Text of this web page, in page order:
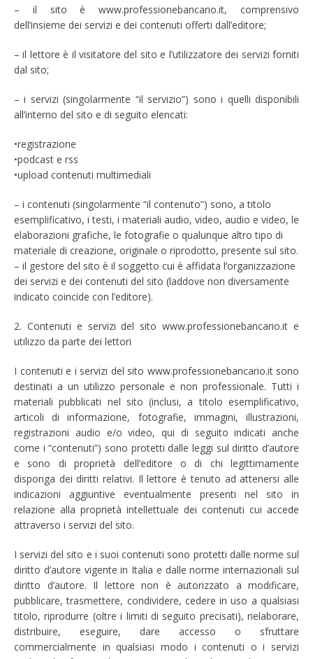
– il sito è www.professionebancario.it, comprensivo
dell’insieme dei servizi e dei contenuti offerti dall’editore;
– il lettore è il visitatore del sito e l’utilizzatore dei servizi forniti
dal sito;
– i servizi (singolarmente “il servizio”) sono i quelli disponibili
all’interno del sito e di seguito elencati:
•registrazione
•podcast e rss
•upload contenuti multimediali
– i contenuti (singolarmente “il contenuto”) sono, a titolo
esemplificativo, i testi, i materiali audio, video, audio e video, le
elaborazioni grafiche, le fotografie o qualunque altro tipo di
materiale di creazione, originale o riprodotto, presente sul sito.
– il gestore del sito è il soggetto cui è affidata l’organizzazione
dei servizi e dei contenuti del sito (laddove non diversamente
indicato coincide con l’editore).
2. Contenuti e servizi del sito www.professionebancario.it e
utilizzo da parte dei lettori
I contenuti e i servizi del sito www.professionebancario.it sono
destinati a un utilizzo personale e non professionale. Tutti i
materiali pubblicati nel sito (inclusi, a titolo esemplificativo,
articoli di informazione, fotografie, immagini, illustrazioni,
registrazioni audio e/o video, qui di seguito indicati anche
come i “contenuti”) sono protetti dalle leggi sul diritto d’autore
e sono di proprietà dell’editore o di chi legittimamente
disponga dei diritti relativi. Il lettore è tenuto ad attenersi alle
indicazioni aggiuntive eventualmente presenti nel sito in
relazione alla proprietà intellettuale dei contenuti cui accede
attraverso i servizi del sito.
I servizi del sito e i suoi contenuti sono protetti dalle norme sul
diritto d’autore vigente in Italia e dalle norme internazionali sul
diritto d’autore. Il lettore non è autorizzato a modificare,
pubblicare, trasmettere, condividere, cedere in uso a qualsiasi
titolo, riprodurre (oltre i limiti di seguito precisati), rielaborare,
distribuire, eseguire, dare accesso o sfruttare
commercialmente in qualsiasi modo i contenuti o i servizi